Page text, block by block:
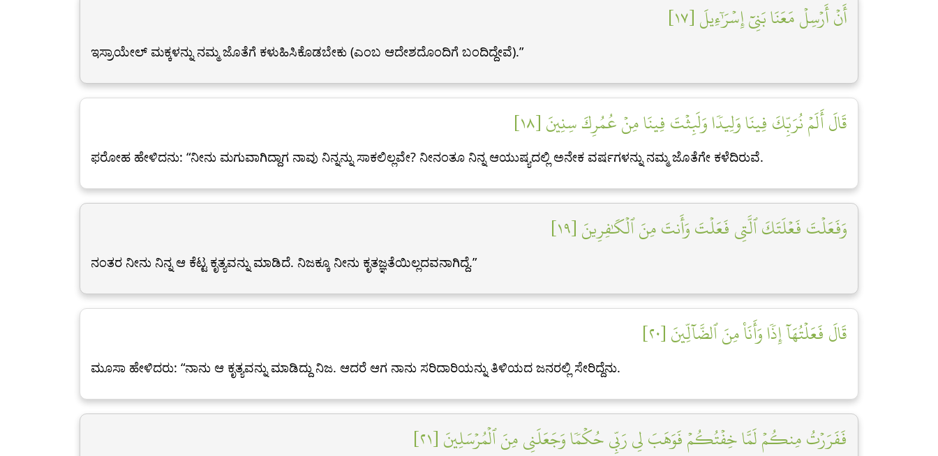
أَنۡ أَرۡسِلۡ مَعَنَا بَنِيٓ إِسۡرَٰٓءِيلَ [١٧]
ಇಸ್ರಾಯೇಲ್ ಮಕ್ಕಳನ್ನು ನಮ್ಮ ಜೊತೆಗೆ ಕಳುಹಿಸಿಕೊಡಬೇಕು (ಎಂಬ ಆದೇಶದೊಂದಿಗೆ ಬಂದಿದ್ದೇವೆ).”
قَالَ أَلَمۡ نُرَبِّكَ فِينَا وَلِيدٗا وَلَبِثۡتَ فِينَا مِنۡ عُمُرِكَ سِنِينَ [١٨]
ಫರೋಹ ಹೇಳಿದನು: “ನೀನು ಮಗುವಾಗಿದ್ದಾಗ ನಾವು ನಿನ್ನನ್ನು ಸಾಕಲಿಲ್ಲವೇ? ನೀನಂತೂ ನಿನ್ನ ಆಯುಷ್ಯದಲ್ಲಿ ಅನೇಕ ವರ್ಷಗಳನ್ನು ನಮ್ಮ ಜೊತೆಗೇ ಕಳೆದಿರುವೆ.
وَفَعَلۡتَ فَعۡلَتَكَ ٱلَّتِي فَعَلۡتَ وَأَنتَ مِنَ ٱلۡكَٰفِرِينَ [١٩]
ನಂತರ ನೀನು ನಿನ್ನ ಆ ಕೆಟ್ಟ ಕೃತ್ಯವನ್ನು ಮಾಡಿದೆ. ನಿಜಕ್ಕೂ ನೀನು ಕೃತಜ್ಞತೆಯಿಲ್ಲದವನಾಗಿದ್ದೆ.”
قَالَ فَعَلۡتُهَآ إِذٗا وَأَنَا۠ مِنَ ٱلضَّآلِّينَ [٢٠]
ಮೂಸಾ ಹೇಳಿದರು: “ನಾನು ಆ ಕೃತ್ಯವನ್ನು ಮಾಡಿದ್ದು ನಿಜ. ಆದರೆ ಆಗ ನಾನು ಸರಿದಾರಿಯನ್ನು ತಿಳಿಯದ ಜನರಲ್ಲಿ ಸೇರಿದ್ದೆನು.
فَفَرَرۡتُ مِنكُمۡ لَمَّا خِفۡتُكُمۡ فَوَهَبَ لِي رَبِّي حُكۡمٗا وَجَعَلَنِي مِنَ ٱلۡمُرۡسَلِينَ [٢١]